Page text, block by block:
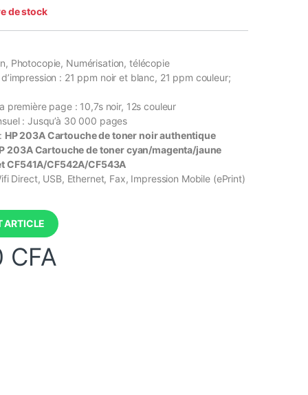
de stock
Photocopie, Numérisation, télécopie
: 21 ppm noir et blanc, 21 ppm couleur;
première page : 10,7s noir, 12s couleur
: Jusqu’à 30 000 pages
HP 203A Cartouche de toner noir authentique
203A Cartouche de toner cyan/magenta/jaune
CF541A/CF542A/CF543A
Direct, USB, Ethernet, Fax, Impression Mobile (ePrint)
ARTICLE
CFA